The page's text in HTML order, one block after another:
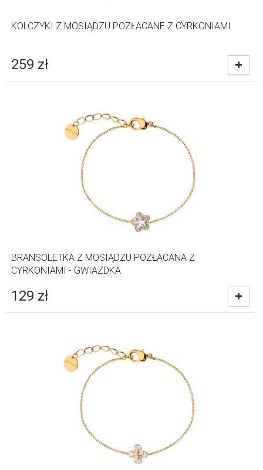
KOLCZYKI Z MOSIĄDZU POZŁACANE Z CYRKONIAMI
259 zł
BRANSOLETKA Z MOSIĄDZU POZŁACANA Z
CYRKONIAMI - GWIAZDKA
129 zł